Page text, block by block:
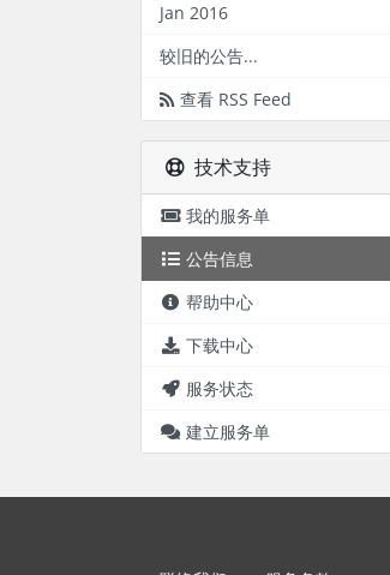
Jan 2016
较旧的公告...
查看 RSS Feed
技术支持
我的服务单
公告信息
帮助中心
下载中心
服务状态
建立服务单